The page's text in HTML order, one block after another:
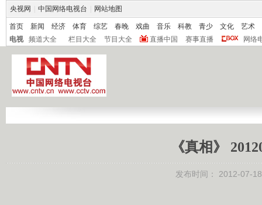
央视网 中国网络电视台 网站地图
首页 新闻 经济 体育 综艺 春晚 戏曲 音乐 科教 青少 文化
艺术
电视
频道大全 栏目大全 节目大全 直播中国 赛事直播 网络
《真相》
发布时间： 2012-07-